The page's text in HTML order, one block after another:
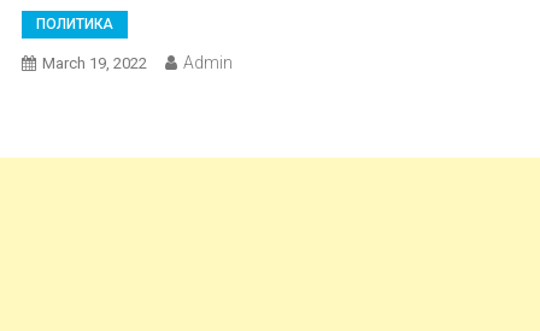
ПОЛИТИКА
March 19, 2022 Admin